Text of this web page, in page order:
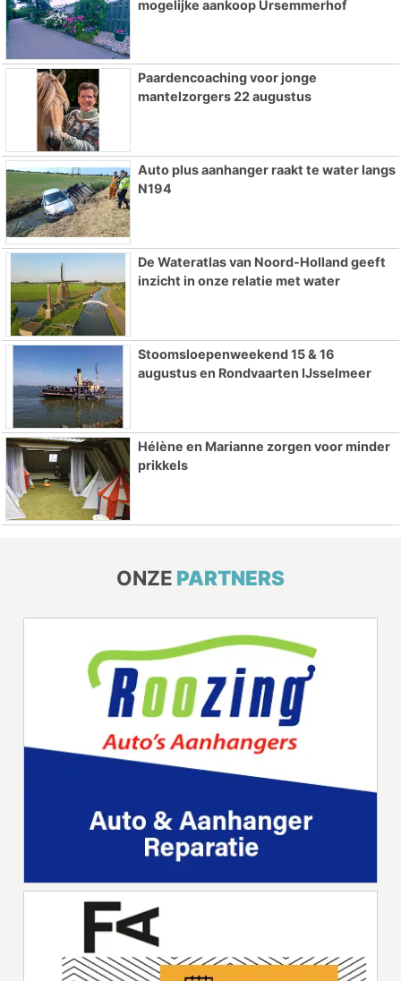
mogelijke aankoop Ursemmerhof
Paardencoaching voor jonge
mantelzorgers 22 augustus
Auto plus aanhanger raakt te water langs
N194
De Wateratlas van Noord-Holland geeft
inzicht in onze relatie met water
Stoomsloepenweekend 15 & 16
augustus en Rondvaarten IJsselmeer
Hélène en Marianne zorgen voor minder
prikkels
ONZE PARTNERS